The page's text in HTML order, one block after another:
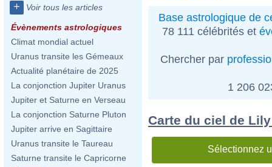
+ Voir tous les articles
Évènements astrologiques
Climat mondial actuel
Uranus transite les Gémeaux
Actualité planétaire de 2025
La conjonction Jupiter Uranus
Jupiter et Saturne en Verseau
La conjonction Saturne Pluton
Jupiter arrive en Sagittaire
Uranus transite le Taureau
Saturne transite le Capricorne
Base astrologique de
78 111 célébrités et
Chercher par
1 206
Carte du ciel de
Sélectionnez